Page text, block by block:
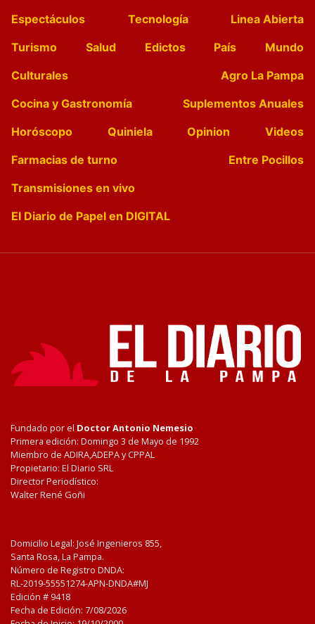
Espectáculos
Tecnología
Linea Abierta
Turismo
Salud Edictos País
Mundo
Culturales
Agro La Pampa
Cocina y Gastronomía
Suplementos Anuales
Horóscopo
Quiniela Opinion
Videos
Farmacias de turno
Entre Pocillos
Transmisiones en vivo
El Diario de Papel en DIGITAL
Fundado por el Doctor Antonio Nemesio
Primera edición: Domingo 3 de Mayo de 1992
Miembro de ADIRA,ADEPA y CPPAL
Propietario: El Diario SRL
Director Periodístico:
Walter René Goñi
Domicilio Legal: José Ingenieros 855,
Santa Rosa, La Pampa.
Número de Registro DNDA:
RL-2019-55551274-APN-DNDA#MJ
Edición # 9418
Fecha de Edición: 7/08/2026